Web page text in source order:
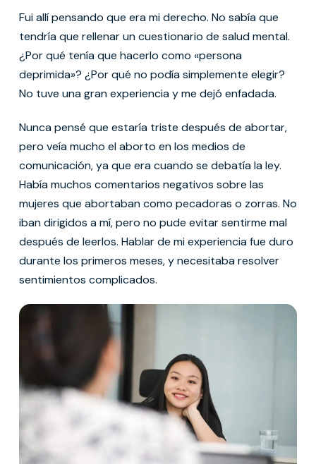
Fui allí pensando que era mi derecho. No sabía que
tendría que rellenar un cuestionario de salud mental.
¿Por qué tenía que hacerlo como «persona
deprimida»? ¿Por qué no podía simplemente elegir?
No tuve una gran experiencia y me dejó enfadada.
Nunca pensé que estaría triste después de abortar,
pero veía mucho el aborto en los medios de
comunicación, ya que era cuando se debatía la ley.
Había muchos comentarios negativos sobre las
mujeres que abortaban como pecadoras o zorras. No
iban dirigidos a mí, pero no pude evitar sentirme mal
después de leerlos. Hablar de mi experiencia fue duro
durante los primeros meses, y necesitaba resolver
sentimientos complicados.